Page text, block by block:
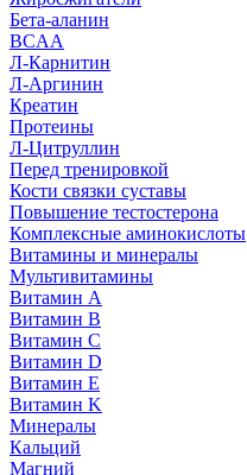
Бета-аланин
BCAA
Л-Карнитин
Л-Аргинин
Креатин
Протеины
Л-Цитруллин
Перед тренировкой
Кости связки суставы
Повышение тестостерона
Комплексные аминокислоты
Витамины и минералы
Мультивитамины
Витамин A
Витамин B
Витамин C
Витамин D
Витамин E
Витамин K
Минералы
Кальций
Магний